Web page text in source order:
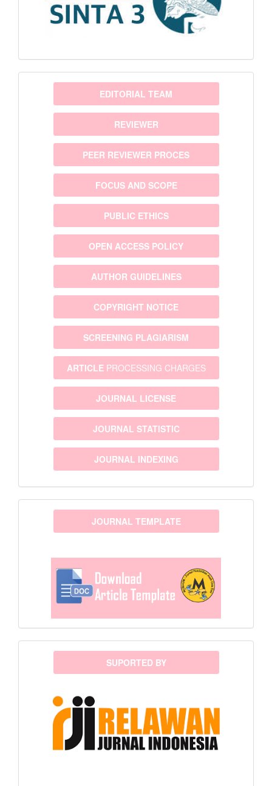
menu EDITORIAL TEAM
REVIEWER
PEER REVIEWER PROCES
FOCUS AND SCOPE
PUBLIC ETHICS
OPEN ACCESS POLICY
AUTHOR GUIDELINES
COPYRIGHT NOTICE
SCREENING PLAGIARISM
ARTICLEPROCESSING CHARGES
JOURNAL LICENSE
JOURNAL STATISTIC
JOURNAL INDEXING
templateJOURNAL TEMPLATE
sponsor SUPORTED BY